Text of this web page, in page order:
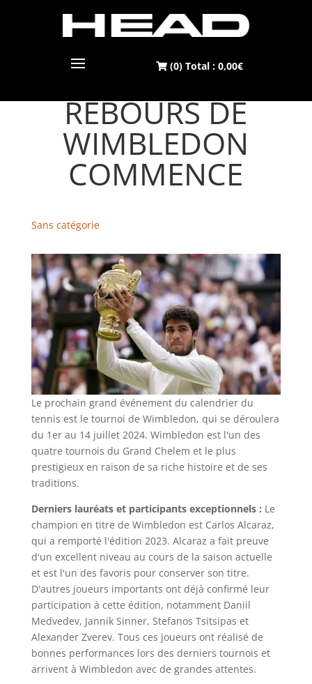
(0) Total : 0,00€
LE COMPTE À
REBOURS DE
WIMBLEDON
COMMENCE
Sans catégorie
Le prochain grand événement du calendrier du
tennis est le tournoi de Wimbledon, qui se déroulera
du 1er au 14 juillet 2024. Wimbledon est l'un des
quatre tournois du Grand Chelem et le plus
prestigieux en raison de sa riche histoire et de ses
traditions.
Derniers lauréats et participants exceptionnels : Le
champion en titre de Wimbledon est Carlos Alcaraz,
qui a remporté l'édition 2023. Alcaraz a fait preuve
d'un excellent niveau au cours de la saison actuelle
et est l'un des favoris pour conserver son titre.
D'autres joueurs importants ont déjà confirmé leur
participation à cette édition, notamment Daniil
Medvedev, Jannik Sinner, Stefanos Tsitsipas et
Alexander Zverev. Tous ces joueurs ont réalisé de
bonnes performances lors des derniers tournois et
arrivent à Wimbledon avec de grandes attentes.